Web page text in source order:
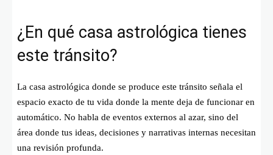
¿En qué casa astrológica tienes
este tránsito?
La casa astrológica donde se produce este tránsito señala el
espacio exacto de tu vida donde la mente deja de funcionar en
automático. No habla de eventos externos al azar, sino del
área donde tus ideas, decisiones y narrativas internas necesitan
una revisión profunda.